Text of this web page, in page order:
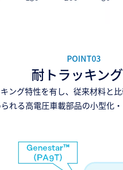
POINT03
耐トラッキン
ング特性を有し、従来材料と
れる高電圧車載部品の小型化